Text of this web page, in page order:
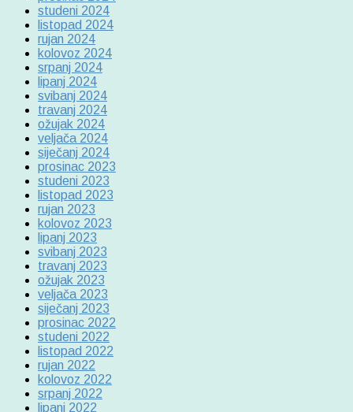
studeni 2024
listopad 2024
rujan 2024
kolovoz 2024
srpanj 2024
lipanj 2024
svibanj 2024
travanj 2024
ožujak 2024
veljača 2024
siječanj 2024
prosinac 2023
studeni 2023
listopad 2023
rujan 2023
kolovoz 2023
lipanj 2023
svibanj 2023
travanj 2023
ožujak 2023
veljača 2023
siječanj 2023
prosinac 2022
studeni 2022
listopad 2022
rujan 2022
kolovoz 2022
srpanj 2022
lipanj 2022